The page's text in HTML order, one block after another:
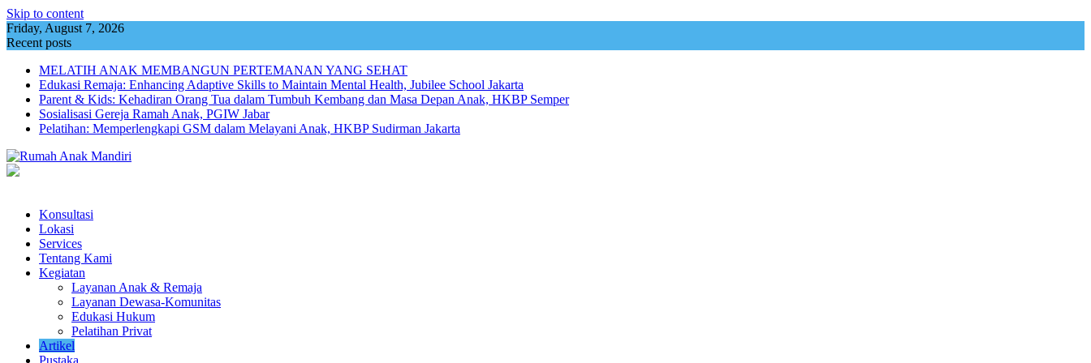
Skip to content
Friday, August 7, 2026
Recent posts
MELATIH ANAK MEMBANGUN PERTEMANAN YANG SEHAT
Edukasi Remaja: Enhancing Adaptive Skills to Maintain Mental Health, Jubilee School Jakarta
Parent & Kids: Kehadiran Orang Tua dalam Tumbuh Kembang dan Masa Depan Anak, HKBP Semper
Sosialisasi Gereja Ramah Anak, PGIW Jabar
Pelatihan: Memperlengkapi GSM dalam Melayani Anak, HKBP Sudirman Jakarta
Konsultasi
Lokasi
Services
Tentang Kami
Kegiatan
Layanan Anak & Remaja
Layanan Dewasa-Komunitas
Edukasi Hukum
Pelatihan Privat
Artikel
Pustaka